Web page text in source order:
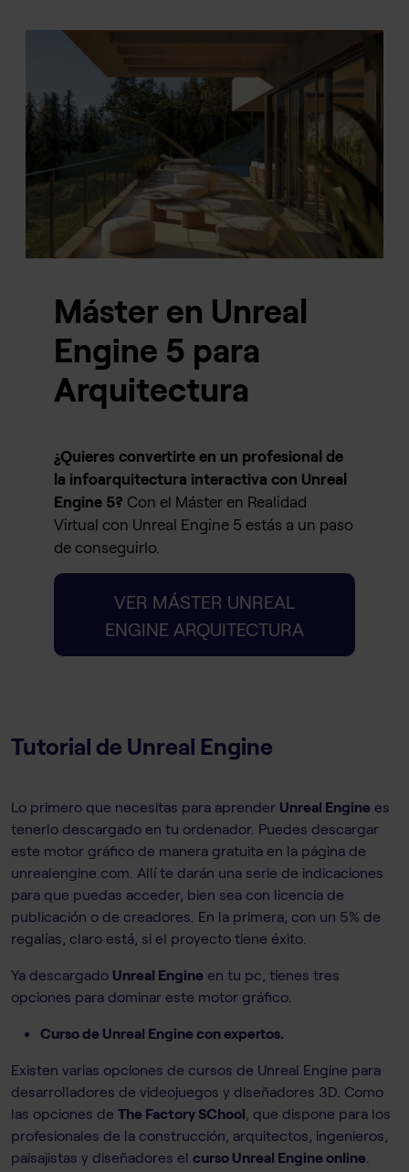
Máster en Unreal
Engine 5 para
Arquitectura
¿Quieres convertirte en un profesional de
la infoarquitectura interactiva con Unreal
Engine 5? Con el Máster en Realidad
Virtual con Unreal Engine 5 estás a un paso
de conseguirlo.
VER MÁSTER UNREAL
ENGINE ARQUITECTURA
Tutorial de Unreal Engine
Lo primero que necesitas para aprender Unreal Engine es
tenerlo descargado en tu ordenador. Puedes descargar
este motor gráfico de manera gratuita en la página de
unrealengine.com. Allí te darán una serie de indicaciones
para que puedas acceder, bien sea con licencia de
publicación o de creadores. En la primera, con un 5% de
regalías, claro está, si el proyecto tiene éxito.
Ya descargado Unreal Engine en tu pc, tienes tres
opciones para dominar este motor gráfico.
Curso de Unreal Engine con expertos.
Existen varias opciones de cursos de Unreal Engine para
desarrolladores de videojuegos y diseñadores 3D. Como
las opciones de The Factory SChool , que dispone para los
profesionales de la construcción, arquitectos, ingenieros,
paisajistas y diseñadores el curso Unreal Engine online